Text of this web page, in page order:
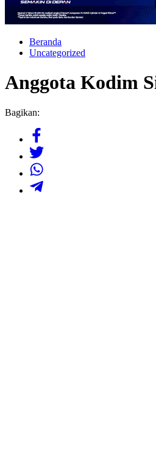
Beranda
Uncategorized
Anggota Kodim
Bagikan: